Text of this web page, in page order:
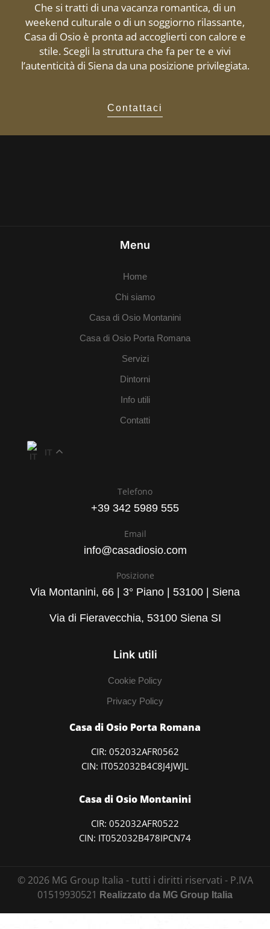
Che si tratti di una vacanza romantica, di un
weekend culturale o di un soggiorno rilassante,
Casa di Osio è pronta ad accoglierti con calore e
stile. Scegli la struttura che fa per te e vivi
l’autenticità di Siena da una posizione privilegiata.
Contattaci
Menu
Home
Chi siamo
Casa di Osio Montanini
Casa di Osio Porta Romana
Servizi
Dintorni
Info utili
Contatti
IT
Telefono
+39 342 5989 555
Email
info@casadiosio.com
Posizione
Via Montanini, 66 | 3° Piano | 53100 | Siena
Via di Fieravecchia, 53100 Siena SI
Link utili
Cookie Policy
Privacy Policy
Casa di Osio Porta Romana
CIR: 052032AFR0562
CIN: IT052032B4C8J4JWJL
Casa di Osio Montanini
CIR: 052032AFR0522
CIN: IT052032B478IPCN74
© 2026MG Group Italia - tutti i diritti riservati - P.IVA
01519930521 Realizzato da MG Group Italia